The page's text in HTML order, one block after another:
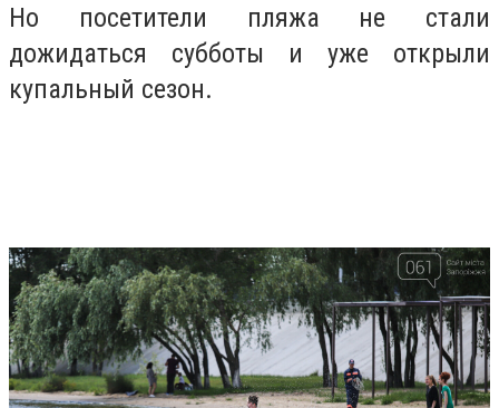
Но посетители пляжа не стали
дожидаться субботы и уже открыли
купальный сезон.